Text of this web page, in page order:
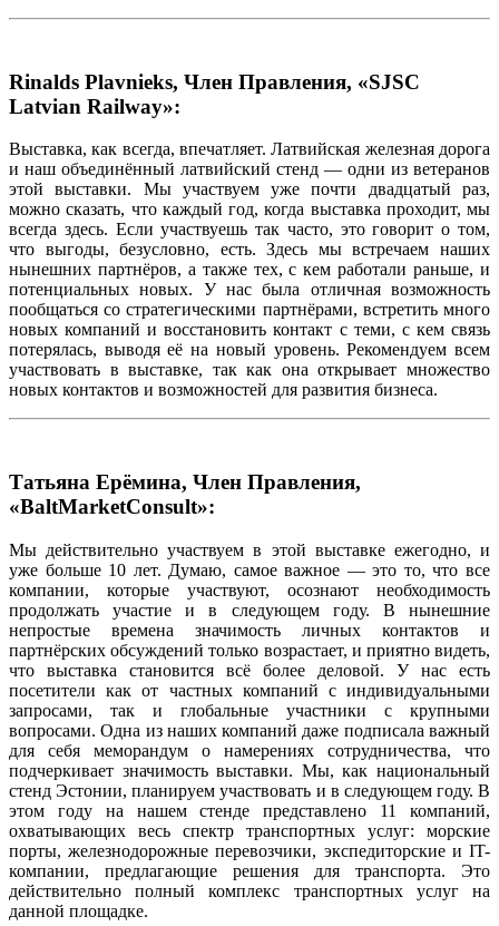
Rinalds Plavnieks, Член Правления, «SJSC
Latvian Railway»:
Выставка, как всегда, впечатляет. Латвийская железная дорога
и наш объединённый латвийский стенд — одни из ветеранов
этой выставки. Мы участвуем уже почти двадцатый раз,
можно сказать, что каждый год, когда выставка проходит, мы
всегда здесь. Если участвуешь так часто, это говорит о том,
что выгоды, безусловно, есть. Здесь мы встречаем наших
нынешних партнёров, а также тех, с кем работали раньше, и
потенциальных новых. У нас была отличная возможность
пообщаться со стратегическими партнёрами, встретить много
новых компаний и восстановить контакт с теми, с кем связь
потерялась, выводя её на новый уровень. Рекомендуем всем
участвовать в выставке, так как она открывает множество
новых контактов и возможностей для развития бизнеса.
Татьяна Ерёмина, Член Правления,
«BaltMarketConsult»:
Мы действительно участвуем в этой выставке ежегодно, и
уже больше 10 лет. Думаю, самое важное — это то, что все
компании, которые участвуют, осознают необходимость
продолжать участие и в следующем году. В нынешние
непростые времена значимость личных контактов и
партнёрских обсуждений только возрастает, и приятно видеть,
что выставка становится всё более деловой. У нас есть
посетители как от частных компаний с индивидуальными
запросами, так и глобальные участники с крупными
вопросами. Одна из наших компаний даже подписала важный
для себя меморандум о намерениях сотрудничества, что
подчеркивает значимость выставки. Мы, как национальный
стенд Эстонии, планируем участвовать и в следующем году. В
этом году на нашем стенде представлено 11 компаний,
охватывающих весь спектр транспортных услуг: морские
порты, железнодорожные перевозчики, экспедиторские и IT-
компании, предлагающие решения для транспорта. Это
действительно полный комплекс транспортных услуг на
данной площадке.